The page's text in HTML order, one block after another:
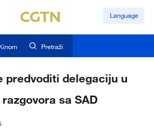
Language
Pretraži
predvoditi delegaciju u
sa SAD